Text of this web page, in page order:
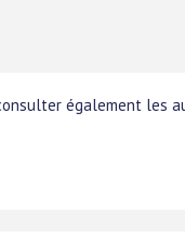
également les